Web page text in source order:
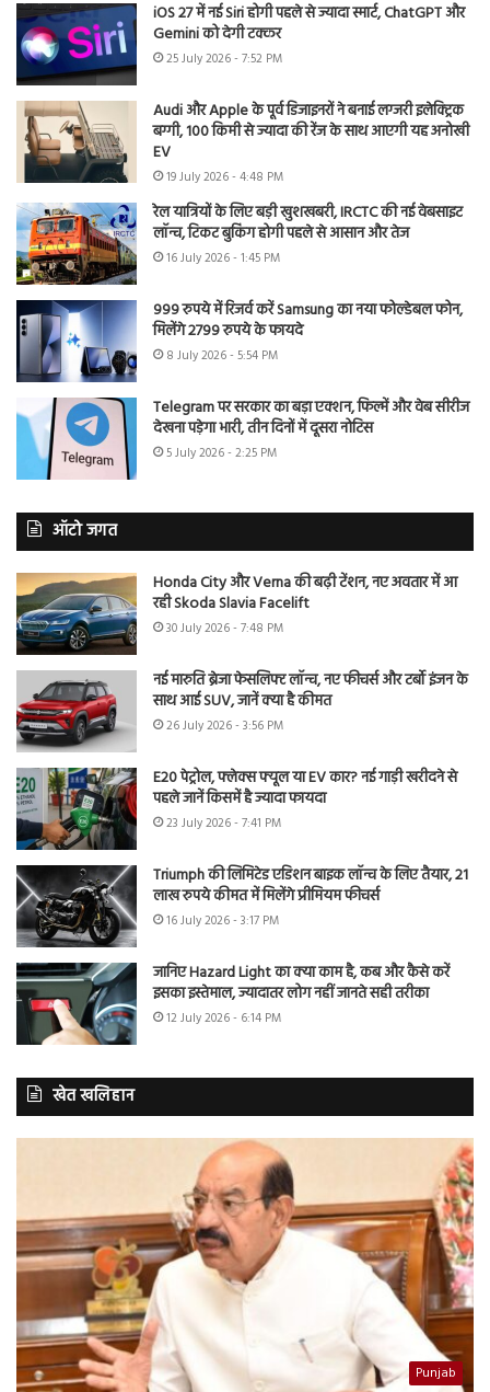
iOS 27 में नई Siri होगी पहले से ज्यादा स्मार्ट, ChatGPT और
Gemini को देगी टक्कर
25 July 2026 - 7:52 PM
Audi और Apple के पूर्व डिजाइनरों ने बनाई लग्जरी इलेक्ट्रिक
बग्गी, 100 किमी से ज्यादा की रेंज के साथ आएगी यह अनोखी
EV
19 July 2026 - 4:48 PM
रेल यात्रियों के लिए बड़ी खुशखबरी, IRCTC की नई वेबसाइट
लॉन्च, टिकट बुकिंग होगी पहले से आसान और तेज
16 July 2026 - 1:45 PM
999 रुपये में रिजर्व करें Samsung का नया फोल्डेबल फोन,
मिलेंगे 2799 रुपये के फायदे
8 July 2026 - 5:54 PM
Telegram पर सरकार का बड़ा एक्शन, फिल्में और वेब सीरीज
देखना पड़ेगा भारी, तीन दिनों में दूसरा नोटिस
5 July 2026 - 2:25 PM
ऑटो जगत
Honda City और Verna की बढ़ी टेंशन, नए अवतार में आ
रही Skoda Slavia Facelift
30 July 2026 - 7:48 PM
नई मारुति ब्रेजा फेसलिफ्ट लॉन्च, नए फीचर्स और टर्बो इंजन के
साथ आई SUV, जानें क्या है कीमत
26 July 2026 - 3:56 PM
E20 पेट्रोल, फ्लेक्स फ्यूल या EV कार? नई गाड़ी खरीदने से
पहले जानें किसमें है ज्यादा फायदा
23 July 2026 - 7:41 PM
Triumph की लिमिटेड एडिशन बाइक लॉन्च के लिए तैयार, 21
लाख रुपये कीमत में मिलेंगे प्रीमियम फीचर्स
16 July 2026 - 3:17 PM
जानिए Hazard Light का क्या काम है, कब और कैसे करें
इसका इस्तेमाल, ज्यादातर लोग नहीं जानते सही तरीका
12 July 2026 - 6:14 PM
खेत खलिहान
Punjab